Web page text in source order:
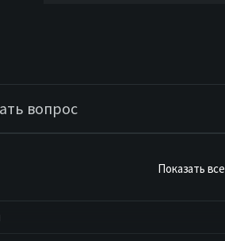
вопрос
Показать все